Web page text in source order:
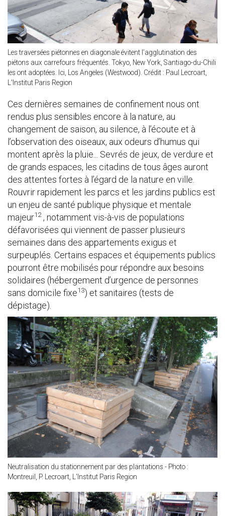
Les traversées piétonnes en diagonale évitent l’agglutination des
piétons aux carrefours fréquentés. Tokyo, New York, Santiago-du-Chili
les ont adoptées. Ici, Los Angeles (Westwood). Crédit : Paul Lecroart,
L'Institut Paris Region
Ces dernières semaines de confinement nous ont
rendus plus sensibles encore à la nature, au
changement de saison, au silence, à l’écoute et à
l’observation des oiseaux, aux odeurs d’humus qui
montent après la pluie... Sevrés de jeux, de verdure et
de grands espaces, les citadins de tous âges auront
des attentes fortes à l’égard de la nature en ville.
Rouvrir rapidement les parcs et les jardins publics est
un enjeu de santé publique physique et mentale
majeur12, notamment vis-à-vis de populations
défavorisées qui viennent de passer plusieurs
semaines dans des appartements exigus et
surpeuplés. Certains espaces et équipements publics
pourront être mobilisés pour répondre aux besoins
solidaires (hébergement d’urgence de personnes
sans domicile fixe13) et sanitaires (tests de
dépistage).
Neutralisation du stationnement par des plantations - Photo :
Montreuil, P. Lecroart, L'Institut Paris Region